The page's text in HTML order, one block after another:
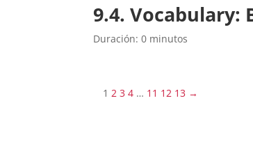
9.4. Vocabulary:
Duración: 0 minutos
1 2 3 4 … 11 12 13 →